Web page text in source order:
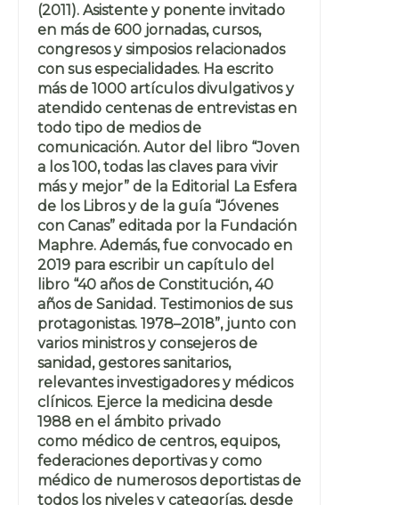
(2011). Asistente y ponente invitado
en más de 600 jornadas, cursos,
congresos y simposios relacionados
con sus especialidades. Ha escrito
más de 1000 artículos divulgativos y
atendido centenas de entrevistas en
todo tipo de medios de
comunicación. Autor del libro “Joven
a los 100, todas las claves para vivir
más y mejor” de la Editorial La Esfera
de los Libros y de la guía “Jóvenes
con Canas” editada por la Fundación
Maphre. Además, fue convocado en
2019 para escribir un capítulo del
libro “40 años de Constitución, 40
años de Sanidad. Testimonios de sus
protagonistas. 1978–2018”, junto con
varios ministros y consejeros de
sanidad, gestores sanitarios,
relevantes investigadores y médicos
clínicos. Ejerce la medicina desde
1988 en el ámbito privado
como médico de centros, equipos,
federaciones deportivas y como
médico de numerosos deportistas de
todos los niveles y categorías, desde